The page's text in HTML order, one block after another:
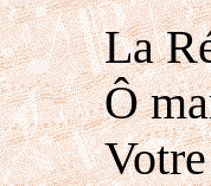
La
Ô